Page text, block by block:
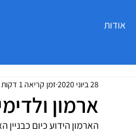
אודות
ארמון
28 ביוני 2020 זמן קריאה 1 דקות
הארמון הידוע כיום